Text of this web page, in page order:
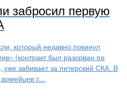
забросил первую
который недавно покинул
(контракт был разорван по
забивает за питерский СКА. В
с...